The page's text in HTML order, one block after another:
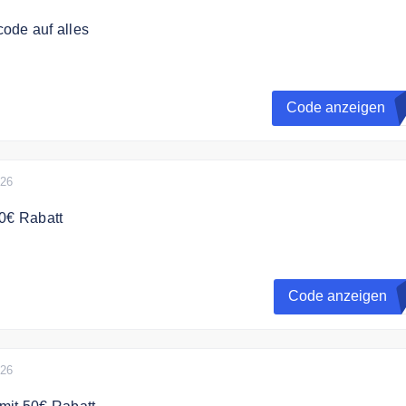
auf alles
Code anzeigen
Rabatt
Anwendbar. Nicht gültig auf preisgebundene Waren (z.B.
Code anzeigen